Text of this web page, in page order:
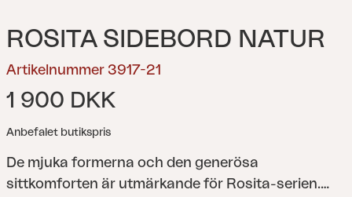
ROSITA SIDEBORD NATUR
Artikelnummer 3917-21
1 900 DKK
Anbefalet butikspris
De mjuka formerna och den generösa
sittkomforten är utmärkande för Rosita-serien.